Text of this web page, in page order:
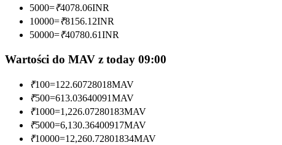
Dołącz do najlepszych traderów
Zostań traderem kopiującym
5000=₹4078.06INR
10000=₹8156.12INR
50000=₹40780.61INR
Wartości do MAV z today 09:00
₹100=122.60728018MAV
₹500=613.03640091MAV
₹1000=1,226.07280183MAV
₹5000=6,130.36400917MAV
₹10000=12,260.72801834MAV